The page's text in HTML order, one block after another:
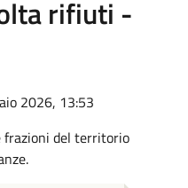
rifiuti -
2026, 13:53
frazioni del territorio